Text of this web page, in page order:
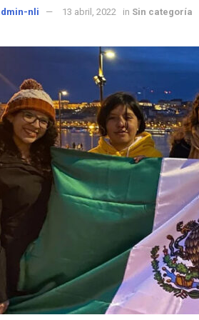
nli 13 abril, 2022 in Sin categoría